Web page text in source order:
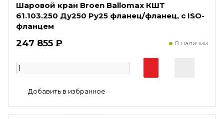
Шаровой кран Broen Ballomax КШТ
61.103.250 Ду250 Ру25 фланец/фланец, с ISO-
фланцем
247 855 ₽ В наличии